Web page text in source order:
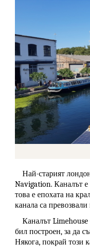
Най-старият
Navigation. Каналът е
това е епохата на
канала са
Каналът Limehouse
бил построен, за да
Някога, покрай този